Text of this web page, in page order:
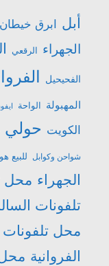
أبل ابرق خيطان
الجهراء الرقعي
الفحيحيل
المهبولة الواحة ايفون 12
الكويت حولي
شواحن وكوابل للبيع
الجهراء محل
تلفونات
محل تلفونات
الفروانية محل